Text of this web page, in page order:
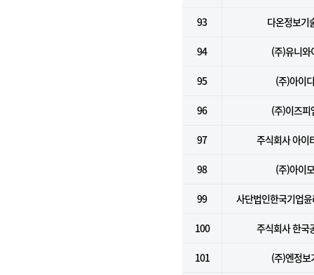
93 다온정보기
94 (주)유니와
95 (주)아이
96 (주)이즈피
97 주식회사 아이
98 (주)아이
99 사단법인한국기업
100 주식회사 한국
101 (주)엔정보